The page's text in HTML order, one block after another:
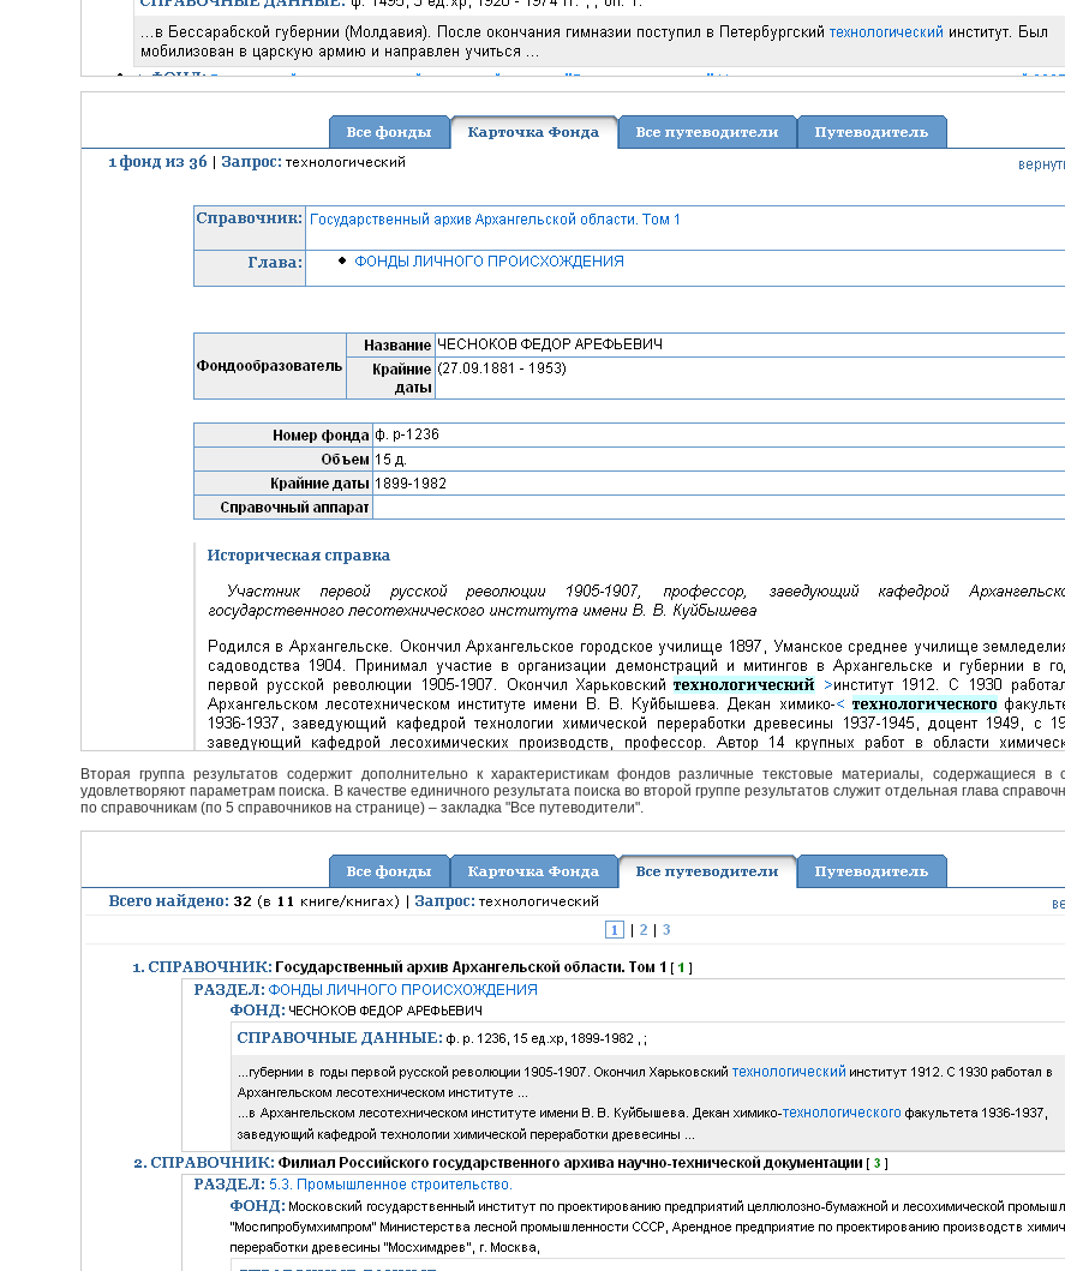
Вторая группа результатов содержит дополнительно к характеристикам фондов различные текстовые материалы, содержащиеся в
удовлетворяют параметрам поиска. В качестве единичного результата поиска во второй группе результатов служит отдельная глава
по справочникам (по 5 справочников на странице) – закладка "Все путеводители".